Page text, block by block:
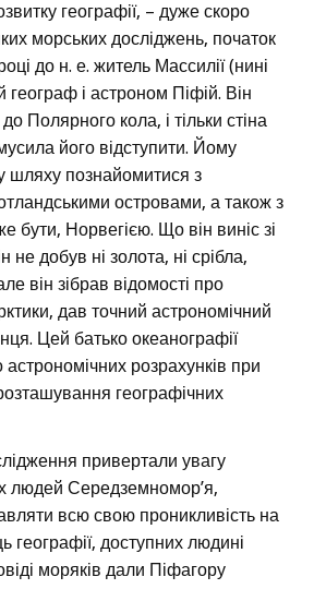
географії, – дуже скоро
морських досліджень, початок
до н. е. житель Массилії (нині
і астроном Піфій. Він
Полярного кола, і тільки стіна
його відступити. Йому
шляху познайомитися з
островами, а також з
бути, Норвегією. Що він виніс зі
не добув ні золота, ні срібла,
він зібрав відомості про
дав точний астрономічний
Цей батько океанографії
розрахунків при
географічних
привертали увагу
людей Середземномор’я,
всю свою проникливість на
географії, доступних людині
моряків дали Піфагору